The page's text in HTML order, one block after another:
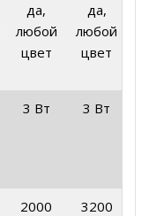
да,
любой
цвет
да,
любой
цвет
3 Вт 3 Вт
2000
3200